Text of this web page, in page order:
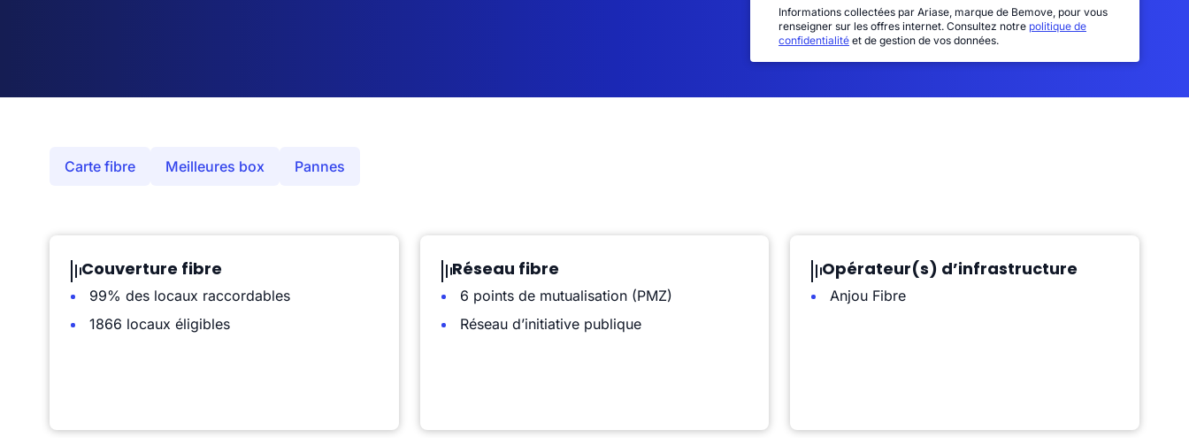
Informations collectées par Ariase, marque de Bemove, pour vous
renseigner sur les offres internet. Consultez notre politique de
confidentialité et de gestion de vos données.
Carte fibre Meilleures box Pannes
Couverture fibre
99% des locaux raccordables
1866 locaux éligibles
Réseau fibre
6 points de mutualisation (PMZ)
Réseau d’initiative publique
Opérateur(s) d’infrastructure
Anjou Fibre